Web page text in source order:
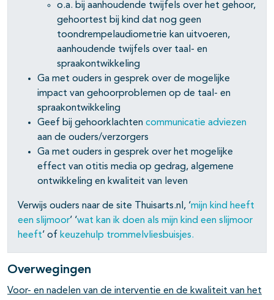
o.a. bij aanhoudende twijfels over het gehoor,
gehoortest bij kind dat nog geen
toondrempelaudiometrie kan uitvoeren,
aanhoudende twijfels over taal- en
spraakontwikkeling
Ga met ouders in gesprek over de mogelijke
impact van gehoorproblemen op de taal- en
spraakontwikkeling
Geef bij gehoorklachten communicatie adviezen
aan de ouders/verzorgers
Ga met ouders in gesprek over het mogelijke
effect van otitis media op gedrag, algemene
ontwikkeling en kwaliteit van leven
Verwijs ouders naar de site Thuisarts.nl, ‘mijn kind heeft
een slijmoor’ ‘wat kan ik doen als mijn kind een slijmoor
heeft’ of keuzehulp trommelvliesbuisjes.
Overwegingen
Voor- en nadelen van de interventie en de kwaliteit van het